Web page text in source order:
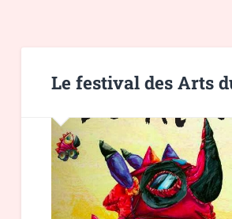
Le festival des Arts